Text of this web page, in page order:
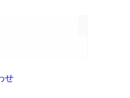
せ